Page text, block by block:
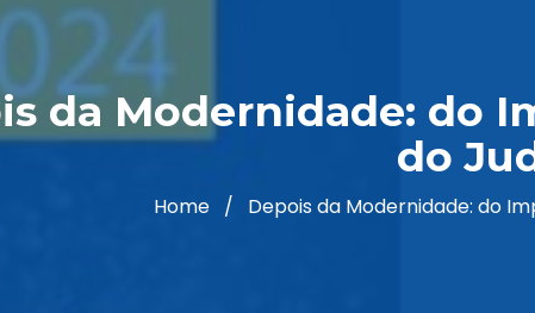
da Modernidade: do
do
Home/ Depois da Modernidade: do